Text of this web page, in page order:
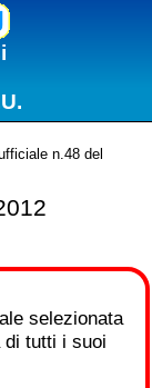
n.48 del
selezionata
di tutti i suoi